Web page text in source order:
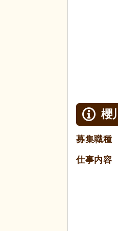
櫻
募集職種
仕事内容